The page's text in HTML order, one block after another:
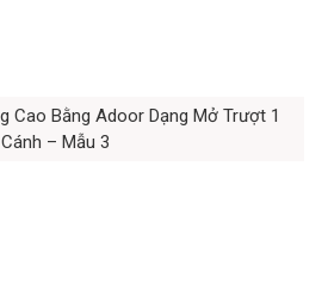
Cao Bằng Adoor Dạng Mở Trượt 1
Cánh – Mẫu 3